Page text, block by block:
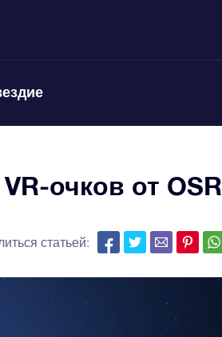
очков от OSR
статьей: